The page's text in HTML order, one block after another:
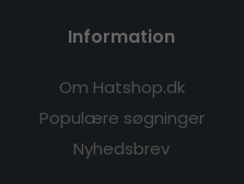
Information
Om Hatshop.dk
Populære søgninger
Nyhedsbrev